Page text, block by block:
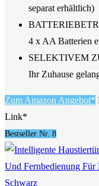
separat erhältlich)
4 x AA Batterien
SELEKTIVEM
Ihr Zuhause
Zum Amazon Angebot*
Link*
Bestseller Nr. 8